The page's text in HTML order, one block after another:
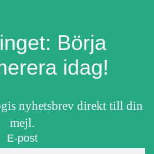
Börja
idag!
nyhetsbrev direkt till din
mejl.
E-post